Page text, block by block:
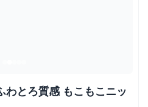
わとろ質感 もこもこニッ